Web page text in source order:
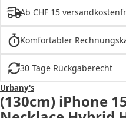
Ab CHF 15
Komfortabler
30 Tage Rückgaberecht
Urbany's
(130cm) iPhone